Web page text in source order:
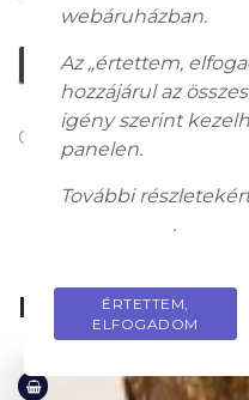
Ask a Question
Category:Works of art
Related
webáruházban.
Az „értettem,
hozzájárul az
igény szerint
panelen.
További
.
ÉRTETTEM,
ELFOGADOM